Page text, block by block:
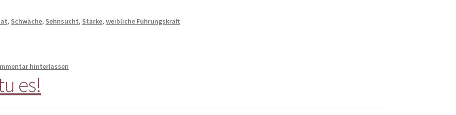
, Schwäche, Sehnsucht, Stärke,weibliche Führungskraft
hinterlassen
es!